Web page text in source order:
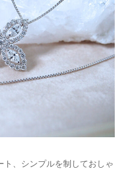
、シンプルを制しておしゃ